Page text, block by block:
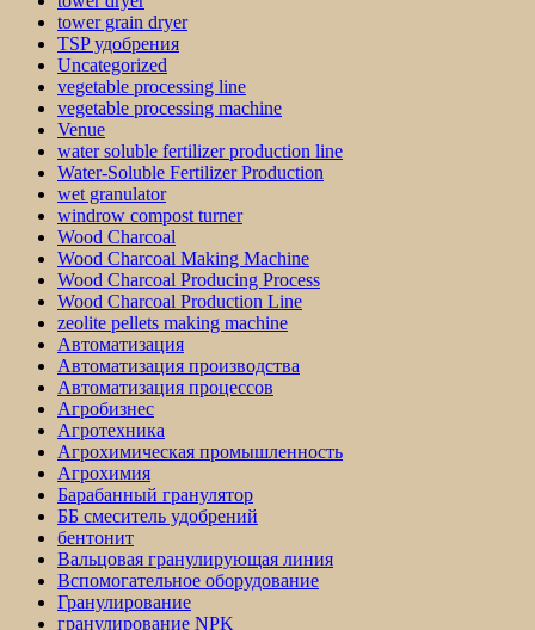
tower grain dryer
TSP удобрения
Uncategorized
vegetable processing line
vegetable processing machine
Venue
water soluble fertilizer production line
Water-Soluble Fertilizer Production
wet granulator
windrow compost turner
Wood Charcoal
Wood Charcoal Making Machine
Wood Charcoal Producing Process
Wood Charcoal Production Line
zeolite pellets making machine
Автоматизация
Автоматизация производства
Автоматизация процессов
Агробизнес
Агротехника
Агрохимическая промышленность
Агрохимия
Барабанный гранулятор
ББ смеситель удобрений
бентонит
Вальцовая гранулирующая линия
Вспомогательное оборудование
Гранулирование
гранулирование NPK